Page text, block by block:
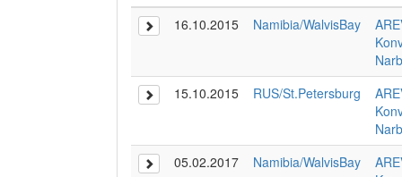
16.10.2015
Namibia/WalvisBay
15.10.2015
RUS/St.Petersburg
05.02.2017
Namibia/WalvisBay